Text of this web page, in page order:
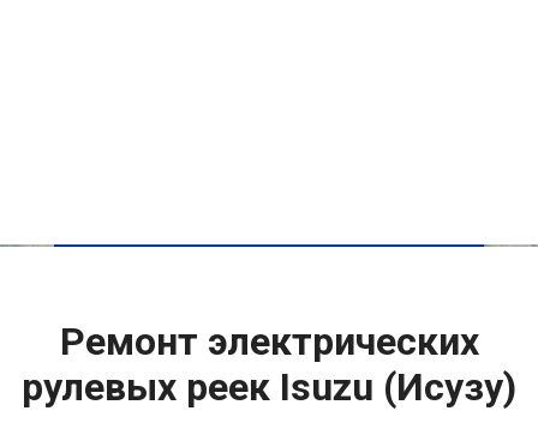
Ремонт электрических
рулевых реек Isuzu (Исузу)